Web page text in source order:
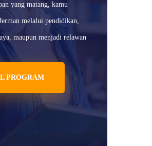
yang matang, kamu
melalui pendidikan,
maupun menjadi relawan
PROGRAM